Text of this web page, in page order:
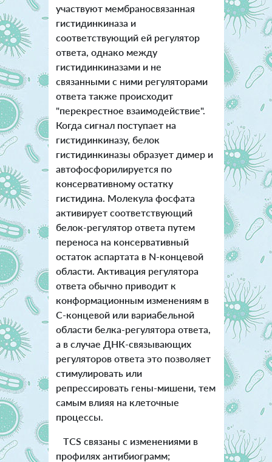
участвуют мембраносвязанная
гистидинкиназа и
соответствующий ей регулятор
ответа, однако между
гистидинкиназами и не
связанными с ними регуляторами
ответа также происходит
"перекрестное взаимодействие".
Когда сигнал поступает на
гистидинкиназу, белок
гистидинкиназы образует димер и
автофосфорилируется по
консервативному остатку
гистидина. Молекула фосфата
активирует соответствующий
белок-регулятор ответа путем
переноса на консервативный
остаток аспартата в N-концевой
области. Активация регулятора
ответа обычно приводит к
конформационным изменениям в
С-концевой или вариабельной
области белка-регулятора ответа,
а в случае ДНК-связывающих
регуляторов ответа это позволяет
стимулировать или
репрессировать гены-мишени, тем
самым влияя на клеточные
процессы.
TCS связаны с изменениями в
профилях антибиограмм;